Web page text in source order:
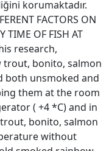
korumaktadır.
FACTORS ON
TIME OF FISH AT
research,
bonito, salmon
both unsmoked and
them at the room
( +4 *C) and in
bonito, salmon
without